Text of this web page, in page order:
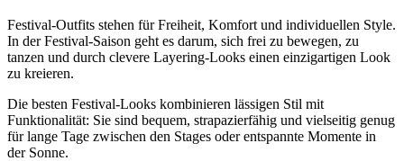
Festival-Outfits stehen für Freiheit, Komfort und individuellen Style.
In der Festival-Saison geht es darum, sich frei zu bewegen, zu
tanzen und durch clevere Layering-Looks einen einzigartigen Look
zu kreieren.
Die besten Festival-Looks kombinieren lässigen Stil mit
Funktionalität: Sie sind bequem, strapazierfähig und vielseitig genug
für lange Tage zwischen den Stages oder entspannte Momente in
der Sonne.